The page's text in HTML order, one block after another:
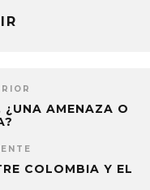
AMENAZA O
COLOMBIA Y EL